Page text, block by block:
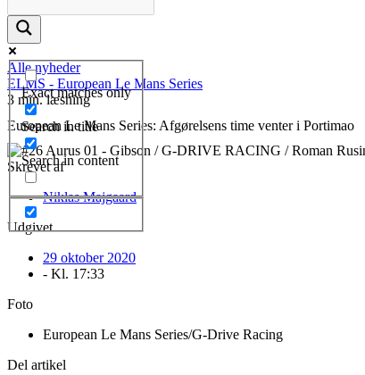
Exact matches only
Search in title
Search in content
Alle nyheder
ELMS - European Le Mans Series
3 min. læsning
European Le Mans Series: Afgørelsens time venter i Portimao
Skrevet af
Niklas Majgaard
Udgivet
29 oktober 2020
- Kl. 17:33
Foto
European Le Mans Series/G-Drive Racing
Del artikel